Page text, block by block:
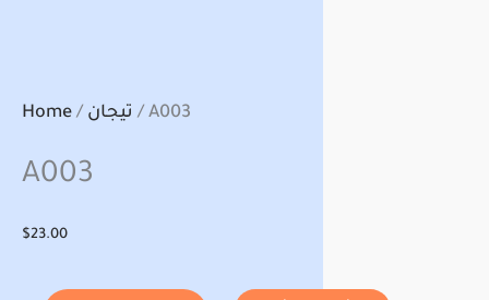
Home / تيجان / A003
A003
$23.00